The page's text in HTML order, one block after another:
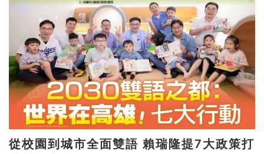
從校園到城市全面雙語 賴瑞隆提7大政策打